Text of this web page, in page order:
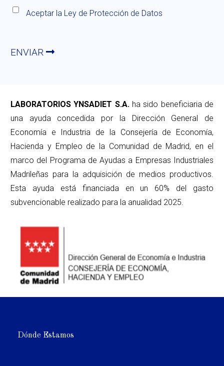
Aceptar la Ley de Protección de Datos
ENVIAR
LABORATORIOS YNSADIET S.A. ha sido beneficiaria de
una ayuda concedida por la Dirección General de
Economía e Industria de la Consejería de Economía,
Hacienda y Empleo de la Comunidad de Madrid, en el
marco del Programa de Ayudas a Empresas Industriales
Madrileñas para la adquisición de medios productivos.
Esta ayuda está financiada en un 60% del gasto
subvencionable realizado para la anualidad 2025.
Dónde Estamos